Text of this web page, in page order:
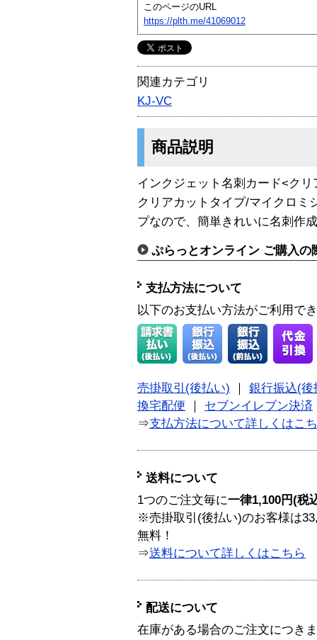
このページのURL
https://plth.me/41069012
関連カテゴリ
KJ-VC
商品説明
インクジェット名刺カード<ク
クリアカットタイプ/マイクロミ
プなので、簡単きれいに名刺作
ぷらっとオンライン ご購入の
支払方法について
以下のお支払い方法がご利用で
売掛取引(後払い)
銀行振込(後
換宅配便
セブンイレブン決済
⇒支払方法について詳しくはこ
送料について
1つのご注文毎に一律1,100円(税
※売掛取引(後払い)のお客様は
無料！
⇒送料について詳しくはこちら
配送について
在庫がある場合のご注文につき